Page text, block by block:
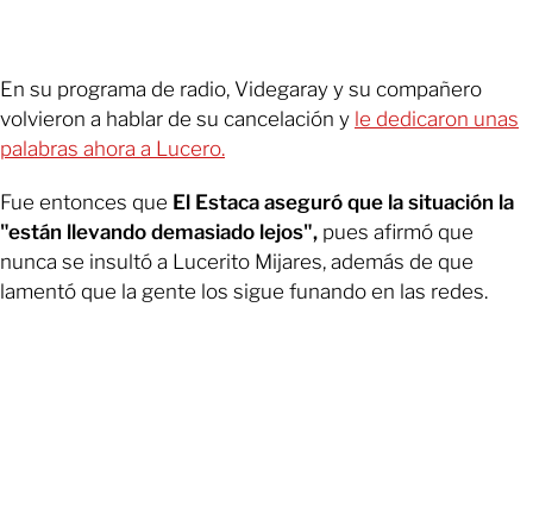
En su programa de radio, Videgaray y su compañero
volvieron a hablar de su cancelación y le dedicaron unas
palabras ahora a Lucero.
Fue entonces que El Estaca aseguró que la situación la
"están llevando demasiado lejos", pues afirmó que
nunca se insultó a Lucerito Mijares, además de que
lamentó que la gente los sigue funando en las redes.